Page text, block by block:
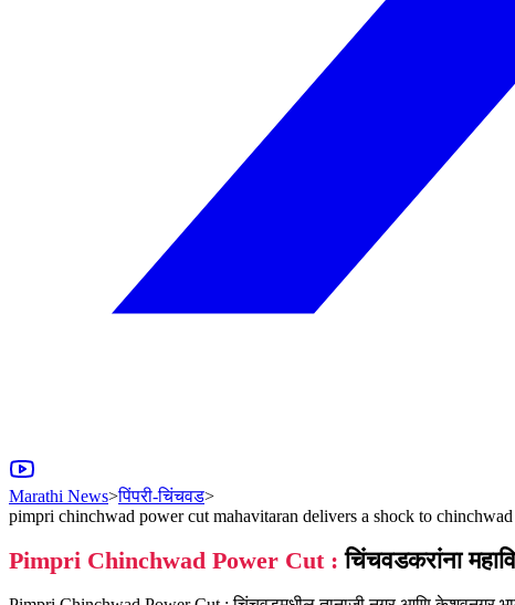
Marathi News>पिंपरी-चिंचवड>
pimpri chinchwad power cut mahavitaran delivers a shock to
Pimpri Chinchwad Power Cut : चिंचवडकरांना